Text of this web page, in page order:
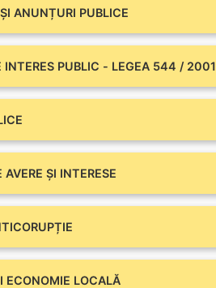
ANUNȚURI PUBLICE
INTERES PUBLIC - LEGEA 544 / 2001
AVERE ŞI INTERESE
ECONOMIE LOCALĂ